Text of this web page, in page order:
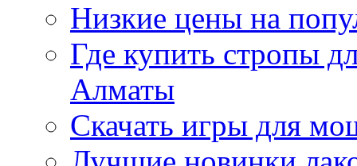
Низкие цены на
Где купить стропы
Алматы
Скачать игры для